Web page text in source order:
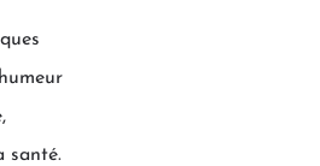
santé.